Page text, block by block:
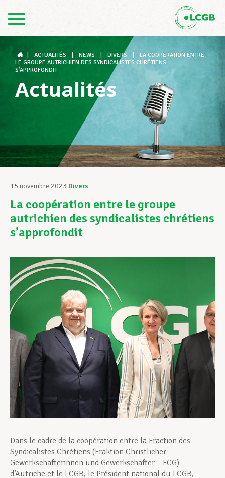
DE
Le LCGB
Structures syndicales
Assistance au Travail
Vos droits
Développement professionnel
Devenir Membre
Actualités
ACTUALITÉS NEWS DIVERS
LA COOPÉRATION ENTRE
LE GROUPE AUTRICHIEN DES SYNDICALISTES CHRÉTIENS
S’APPROFONDIT
Actualités
15 novembre 2023 Divers
La coopération entre le groupe
autrichien des syndicalistes chrétiens
s’approfondit
Dans le cadre de la coopération entre la Fraction des
Syndicalistes Chrétiens (Fraktion Christlicher
Gewerkschafterinnen und Gewerkschafter – FCG)
d’Autriche et le LCGB, le Président national du LCGB,